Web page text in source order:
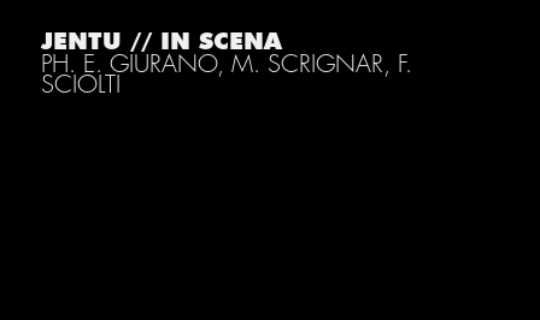
JENTU // IN SCENA
PH. E. GIURANO, M. SCRIGNAR, F.
SCIOLTI